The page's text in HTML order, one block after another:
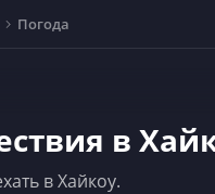
Погода
в
в Хайкоу.